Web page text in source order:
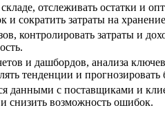
отслеживать остатки и
и сократить затраты на
контролировать затраты и
и дашбордов, анализа
тенденции и прогнозировать
данными с поставщиками и
снизить возможность ошибок.